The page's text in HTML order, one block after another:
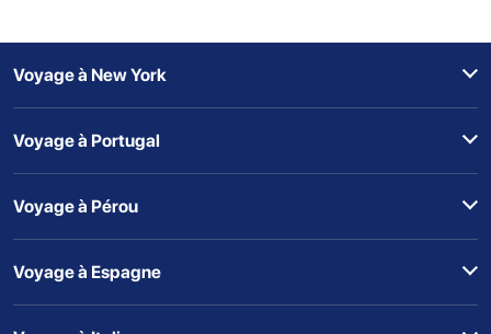
Voyage à New York
Voyage à Portugal
Voyage à Pérou
Voyage à Espagne